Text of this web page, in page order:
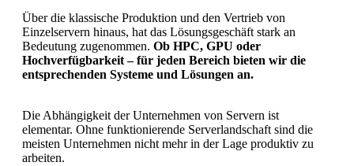
Über die klassische Produktion und den Vertrieb von
Einzelservern hinaus, hat das Lösungsgeschäft stark an
Bedeutung zugenommen. Ob HPC, GPU oder
Hochverfügbarkeit – für jeden Bereich bieten wir die
entsprechenden Systeme und Lösungen an.
Die Abhängigkeit der Unternehmen von Servern ist
elementar. Ohne funktionierende Serverlandschaft sind die
meisten Unternehmen nicht mehr in der Lage produktiv zu
arbeiten.